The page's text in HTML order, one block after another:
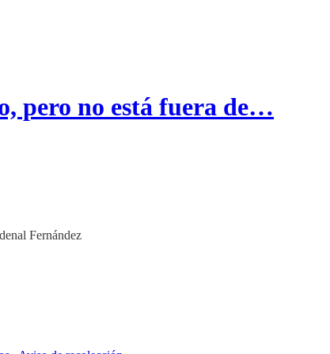
pero no está fuera de…
Fernández